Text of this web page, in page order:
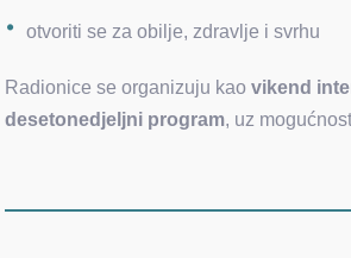
otvoriti se za obilje, zdravlje i svrhu
Radionice se organizuju kaovikend
desetonedjeljni program, uz